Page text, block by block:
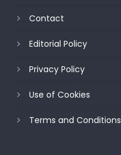
Contact
Editorial Policy
Privacy Policy
Use of Cookies
Terms and Conditions